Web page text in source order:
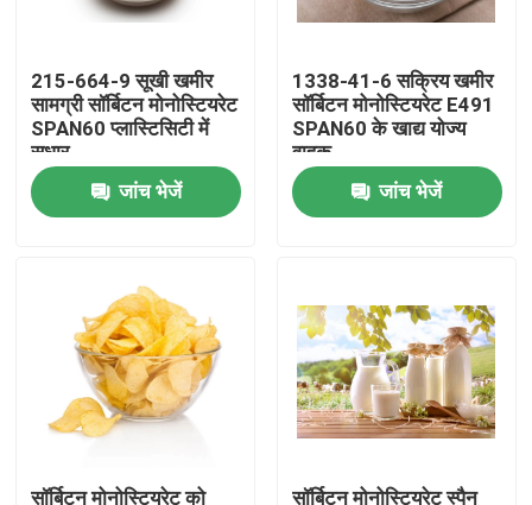
हमारे बारे में
कारखाना भ्रमण
संपर्क करें
समाचार
एक उद्धरण का अनुरोध करें
215-664-9 सूखी खमीर
सामग्री सॉर्बिटन मोनोस्टियरेट
SPAN60 प्लास्टिसिटी में
सुधार
जांच भेजें
1338-41-6 सक्रिय खमीर
सॉर्बिटन मोनोस्टियरेट E491
SPAN60 के खाद्य योज्य
वाहक
जांच भेजें
सॉर्बिटन मोनोस्टियरेट को सॉर्बिटन मोनोस्टियरेट स्पैन